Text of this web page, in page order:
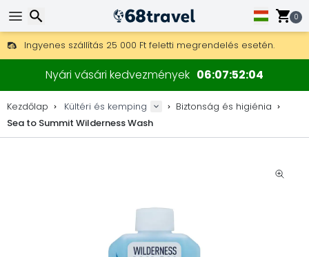
0
Ingyenes szállítás 25 000 Ft feletti megrendelés esetén.
30 nap a visszaküldésre, 90 nap a fa térképekre és dekorokra.
A legjobb árak outdoor felszerelésekre és kiegészítőkre.
Nyári vásári kedvezmények 06 07 52 04
Kezdőlap Kültéri és kemping
Biztonság és higiénia
Sea to Summit Wilderness Wash
Keresés